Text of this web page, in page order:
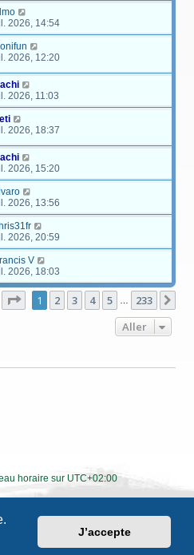
J’accepte
2026, 14:54
2026, 12:20
2026, 11:03
2026, 18:37
2026, 15:20
2026, 13:56
2026, 20:59
V
2026, 18:03
Page 1sur233
1 2 3 4 5 233
Aller
horaire sur UTC+02:00